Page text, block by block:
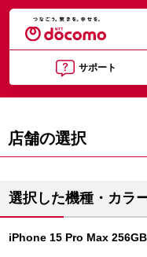
サポート
店舗の選択
選択した機種・カラ
iPhone 15 Pro Max